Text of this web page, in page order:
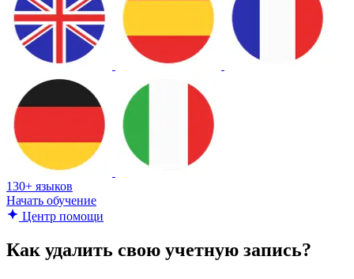
130+ языков
Начать обучение
Центр помощи
Как удалить свою учетную запись?